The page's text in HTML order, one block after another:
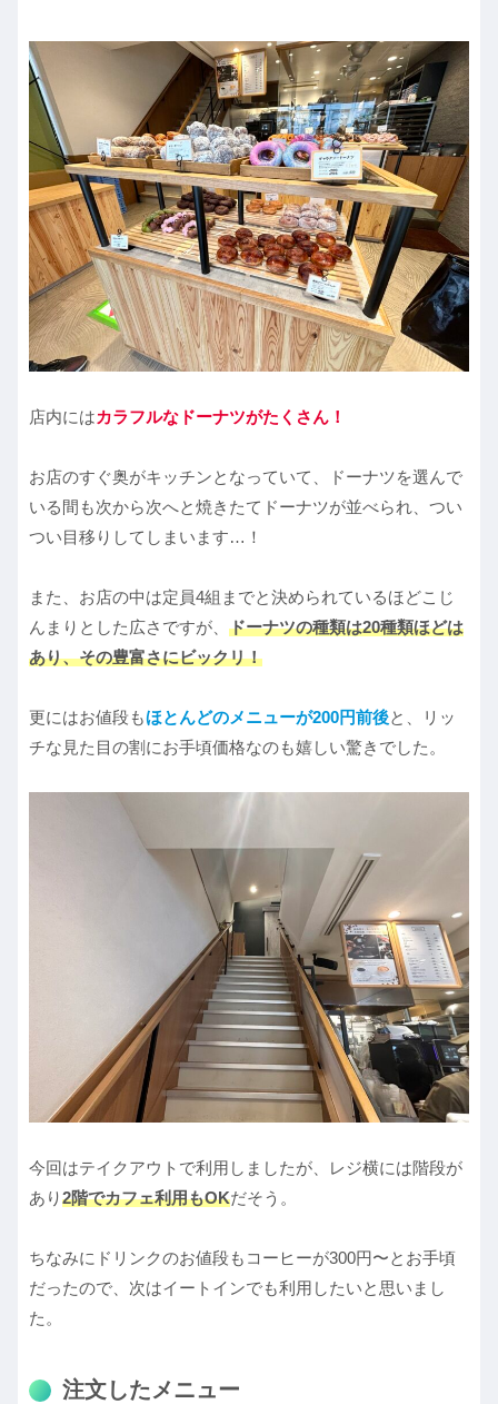
店内にはカラフルなドーナツがたくさん！
お店のすぐ奥がキッチンとなっていて、ドーナツを選んで
いる間も次から次へと焼きたてドーナツが並べられ、つい
つい目移りしてしまいます…！
また、お店の中は定員4組までと決められているほどこじ
んまりとした広さですが、 ドーナツの種類は20種類ほどは
あり、その豊富さにビックリ！
更にはお値段もほとんどのメニューが200円前後と、リッ
チな見た目の割にお手頃価格なのも嬉しい驚きでした。
今回はテイクアウトで利用しましたが、レジ横には階段が
あり2階でカフェ利用もOKだそう。
ちなみにドリンクのお値段もコーヒーが300円〜とお手頃
だったので、次はイートインでも利用したいと思いまし
た。
注文したメニュー